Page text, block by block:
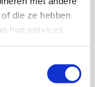
die ze hebben
hun services.